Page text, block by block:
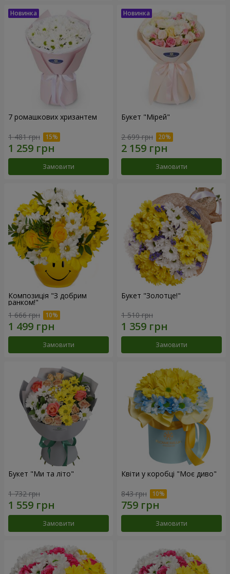
7 ромашкових хризантем
1 481 грн
Замовити
Букет "Мірей"
2 699 грн
Замовити
Композиція "З добрим
ранком!"
1 666 грн
Замовити
Букет "Золотце!"
1 510 грн
Замовити
Букет "Ми та літо"
1 732 грн
Замовити
Квіти у коробці "Моє диво"
843 грн
Замовити